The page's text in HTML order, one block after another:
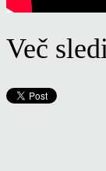
Več